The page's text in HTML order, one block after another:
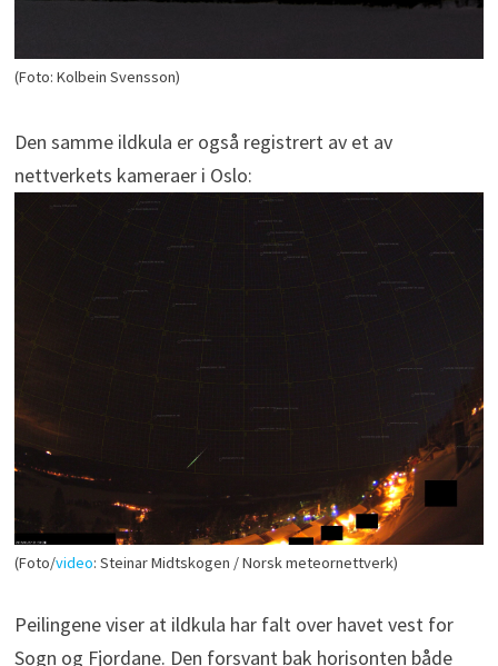
(Foto: Kolbein Svensson)
Den samme ildkula er også registrert av et av
nettverkets kameraer i Oslo:
(Foto/video: Steinar Midtskogen / Norsk meteornettverk)
Peilingene viser at ildkula har falt over havet vest for
Sogn og Fjordane. Den forsvant bak horisonten både